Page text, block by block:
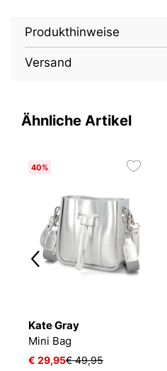
Produkthinweise
Versand
Ähnliche Artikel
40%
Kate Gray
Mini Bag
€ 29,95€ 49,95